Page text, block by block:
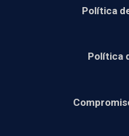
Política
Política